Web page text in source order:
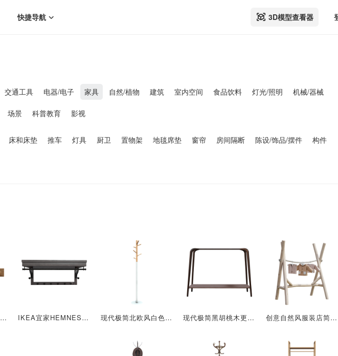
快捷导航 3D模型查看器
交通工具 电器/电子 家具 自然/植物 建筑 室内空间 食品饮料 灯光/照明 机械/器械
场景 科普教育 影视
床和床垫 推车 灯具 厨卫 置物架 地毯席垫 窗帘 房间隔断 陈设/饰品/摆件 构件
木质板钩一字隔板墙上挂钩壁挂衣帽钩 IKEA宜家HEMNES汉尼斯帽架实木衣帽架壁挂置物架 现代极简北欧风白色实木落地单杆式衣帽架 现代极简黑胡桃木更衣室落地衣帽架卧室收纳 创意自然风服装店简易实木木头衣服展示架